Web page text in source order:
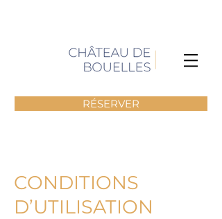
RÉSERVER
CONDITIONS
D’UTILISATION